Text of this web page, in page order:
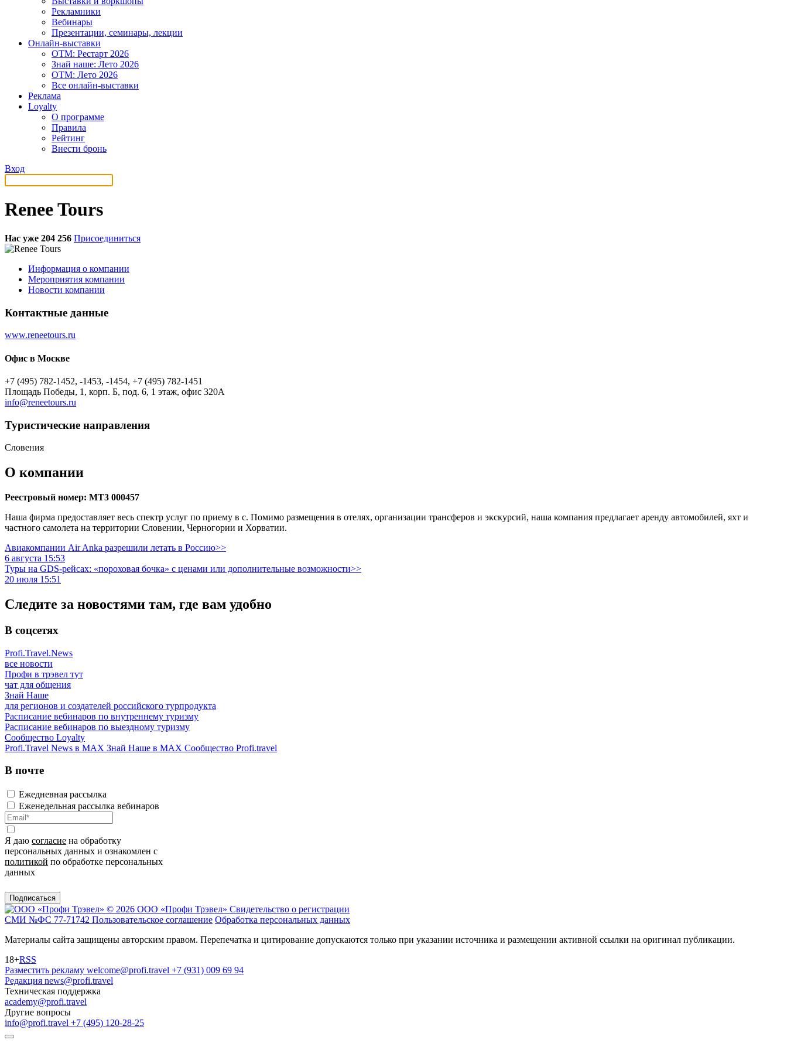
Рекламники
Вебинары
Презентации, семинары, лекции
Онлайн-выставки
OTM: Рестарт 2026
Знай наше: Лето 2026
OTM: Лето 2026
Все онлайн-выставки
Реклама
Loyalty
О программе
Правила
Рейтинг
Внести бронь
Вход
Renee Tours
Нас уже 204 256 Присоединиться
Информация о компании
Мероприятия компании
Новости компании
Контактные данные
www.reneetours.ru
Офис в Москве
+7 (495) 782-1452, -1453, -1454, +7 (495) 782-1451
Площадь Победы, 1, корп. Б, под. 6, 1 этаж, офис 320А
info@reneetours.ru
Туристическиe направления
Словения
О компании
Реестровый номер: МТ3 000457
Наша фирма предоставляет весь спектр услуг по приему в с. Помимо размещения в отелях, организации трансферов и экскурсий, наша компания предлагает аренду автомобилей, яхт и
частного самолета на территории Словении, Черногории и Хорватии.
Авиакомпании Air Anka разрешили летать в Россию>>
6 августа 15:53
Туры на GDS-рейсах: «пороховая бочка» с ценами или дополнительные возможности>>
20 июля 15:51
Следите за новостями там, где вам удобно
В соцсетях
Profi.Travel.News
все новости
Профи в трэвел тут
чат для общения
Знай Наше
для регионов и создателей российского турпродукта
Расписание вебинаров по внутреннему туризму
Расписание вебинаров по выездному туризму
Сообщество Loyalty
Profi.Travel News в MAX Знай Наше в MAX Сообщество Profi.travel
В почте
Ежедневная рассылка
Еженедельная рассылка вебинаров
Я даю согласие на обработку
персональных данных и ознакомлен с
политикой по обработке персональных
данных
Подписаться
© 2026 ООО «Профи Трэвeл» Свидетельство о регистрации
СМИ №ФС 77-71742 Пользовательское соглашение Обработка персональных данных
Материалы сайта защищены авторским правом. Перепечатка и цитирование допускаются только при указании источника и размещении активной ссылки на оригинал публикации.
18+RSS
Разместить рекламу welcome@profi.travel +7 (931) 009 69 94
Редакция news@profi.travel
Техническая поддержка
academy@profi.travel
Другие вопросы
info@profi.travel +7 (495) 120-28-25